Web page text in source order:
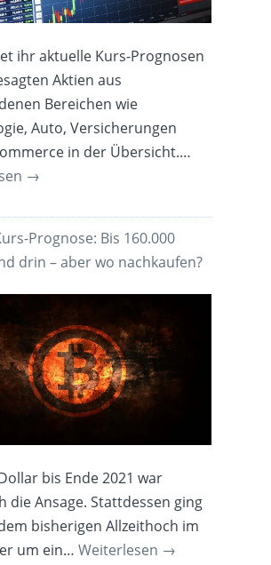
ihr aktuelle Kurs-Prognosen
Aktien aus
Bereichen wie
Auto, Versicherungen
in der Übersicht.…
→
Prognose: Bis 160.000
drin – aber wo nachkaufen?
bis Ende 2021 war
die Ansage. Stattdessen ging
bisherigen Allzeithoch im
um ein…Weiterlesen →